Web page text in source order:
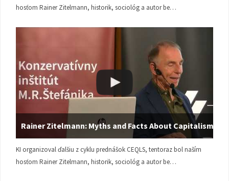
hosťom Rainer Zitelmann, historik, sociológ a autor be…
Rainer Zitelmann: Myths and Facts About Capitalism
KI organizoval ďalšiu z cyklu prednášok CEQLS, tentoraz bol naším
hosťom Rainer Zitelmann, historik, sociológ a autor be…